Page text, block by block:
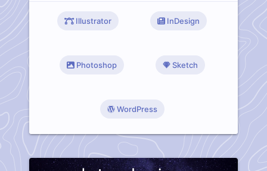
Illustrator InDesign
Photoshop Sketch
WordPress